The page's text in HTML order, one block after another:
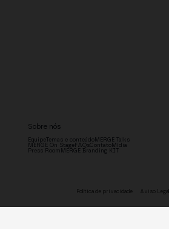
Sobre nós
EquipeTemas e conteúdoMERGE Talks
MERGE On StageFAQsContatoMídia
Press Room MERGE Branding KIT
Política de privacidade Aviso Legal